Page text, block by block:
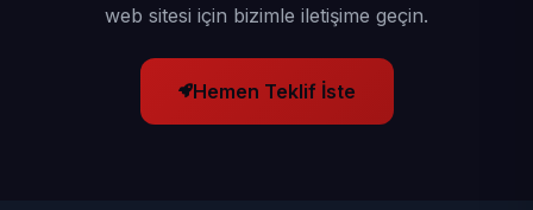
web sitesi için bizimle iletişime geçin.
Hemen Teklif İste